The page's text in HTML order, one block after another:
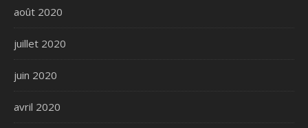
août 2020
juillet 2020
juin 2020
avril 2020